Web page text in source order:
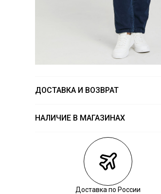
ДОСТАВКА И ВОЗВРАТ
Курьерская доставка СДЭК
Самовывоз из пункта выдачи СДЭК
Самовывоз из наших магазинов
НАЛИЧИЕ В МАГАЗИНАХ
Доставка по России